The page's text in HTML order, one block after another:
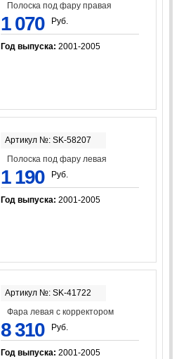
Полоска под фару правая
1 070 Руб.
Год выпуска: 2001-2005
Артикул №: SK-58207
Полоска под фару левая
1 190 Руб.
Год выпуска: 2001-2005
Артикул №: SK-41722
Фара левая с корректором
8 310 Руб.
Год выпуска: 2001-2005